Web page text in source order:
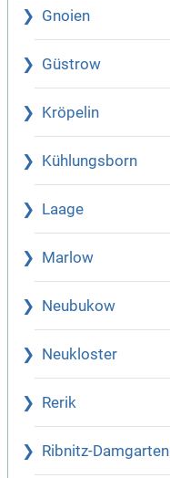
Gnoien
Güstrow
Kröpelin
Kühlungsborn
Laage
Marlow
Neubukow
Neukloster
Rerik
Ribnitz-Damgarten